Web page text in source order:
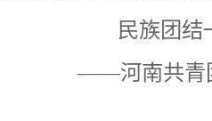
民族团结
——河南共青